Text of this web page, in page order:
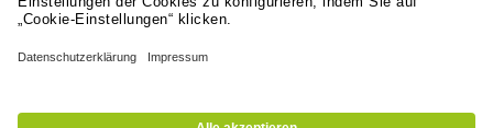
ImpressumAGBDatenschutzerklärungNutzungsbedingungen